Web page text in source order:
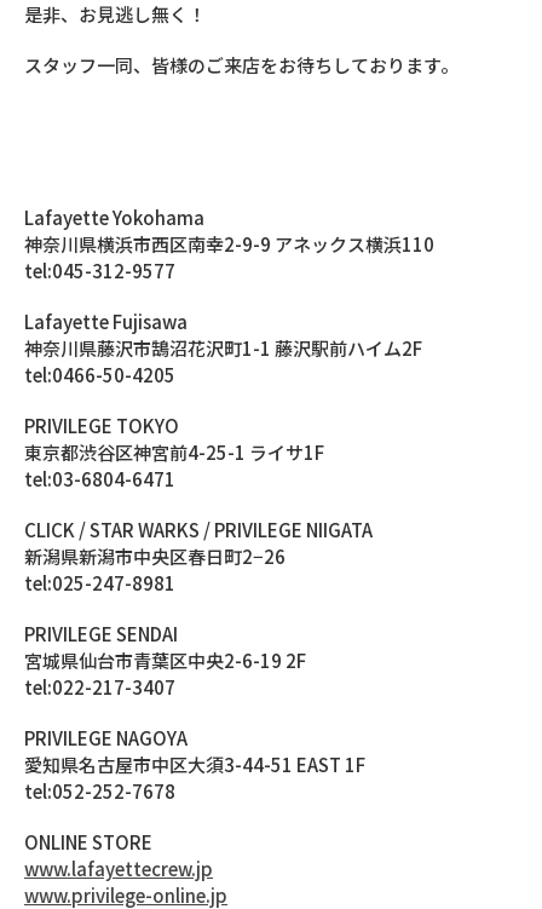
是非、お見逃し無く！
スタッフ一同、皆様のご来店をお待ちしております。
Lafayette Yokohama
神奈川県横浜市西区南幸2-9-9 アネックス横浜110
tel:045-312-9577
Lafayette Fujisawa
神奈川県藤沢市鵠沼花沢町1-1 藤沢駅前ハイム2F
tel:0466-50-4205
PRIVILEGE TOKYO
東京都渋谷区神宮前4-25-1 ライサ1F
tel:03-6804-6471
CLICK / STAR WARKS / PRIVILEGE NIIGATA
新潟県新潟市中央区春日町2−26
tel:025-247-8981
PRIVILEGE SENDAI
宮城県仙台市青葉区中央2-6-19 2F
tel:022-217-3407
PRIVILEGE NAGOYA
愛知県名古屋市中区大須3-44-51 EAST 1F
tel:052-252-7678
ONLINE STORE
www.lafayettecrew.jp
www.privilege-online.jp